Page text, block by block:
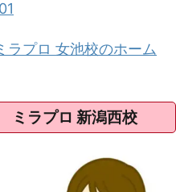
ラプロ 女池校のホーム
ミラプロ 新潟西校